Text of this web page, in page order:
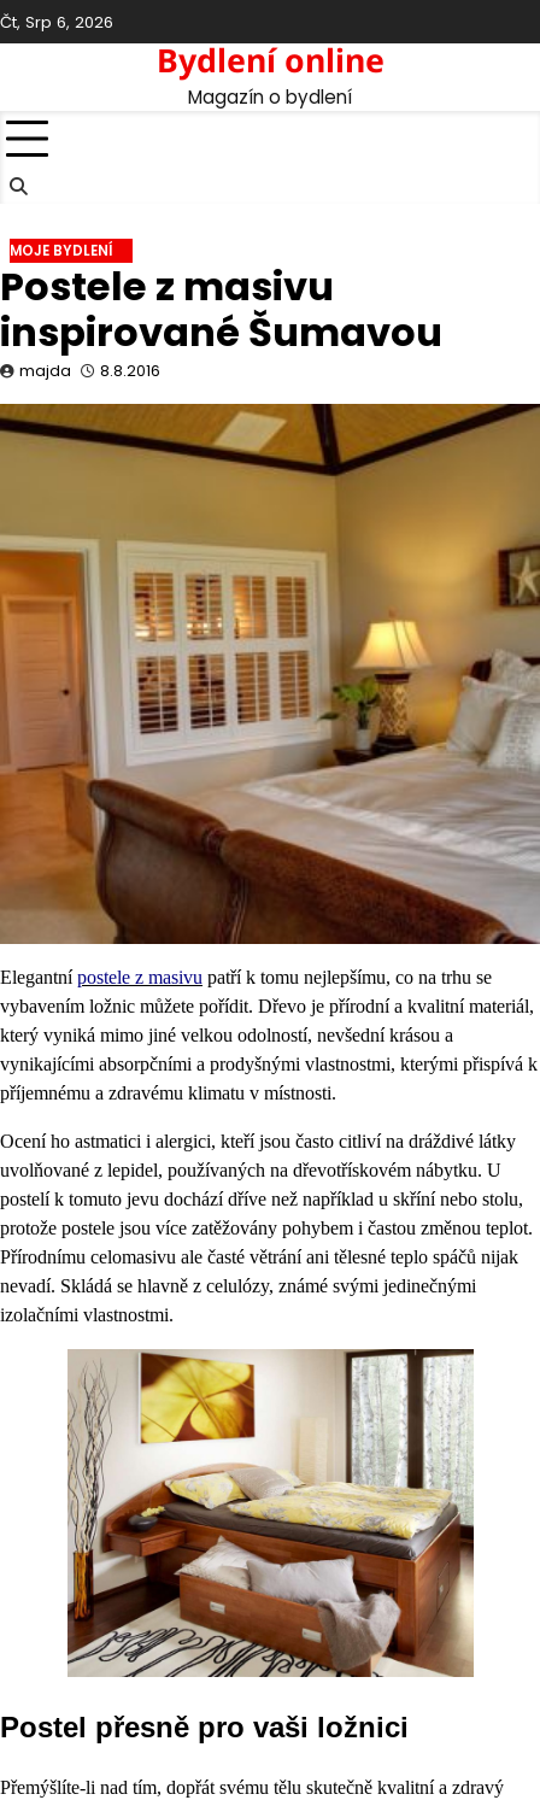
Skip
to
Čt, Srp 6, 2026
Bydlení online
Magazín o bydlení
MOJE BYDLENÍ
Postele z masivu
inspirované Šumavou
majda 8.8.2016
Elegantnípostele z masivu patří k tomu nejlepšímu, co na trhu se
vybavením ložnic můžete pořídit. Dřevo je přírodní a kvalitní materiál,
který vyniká mimo jiné velkou odolností, nevšední krásou a
vynikajícími absorpčními a prodyšnými vlastnostmi, kterými přispívá k
příjemnému a zdravému klimatu v místnosti.
Ocení ho astmatici i alergici, kteří jsou často citliví na dráždivé látky
uvolňované z lepidel, používaných na dřevotřískovém nábytku. U
postelí k tomuto jevu dochází dříve než například u skříní nebo stolu,
protože postele jsou více zatěžovány pohybem i častou změnou teplot.
Přírodnímu celomasivu ale časté větrání ani tělesné teplo spáčů nijak
nevadí. Skládá se hlavně z celulózy, známé svými jedinečnými
izolačními vlastnostmi.
Postel přesně pro vaši ložnici
Přemýšlíte-li nad tím, dopřát svému tělu skutečně kvalitní a zdravý